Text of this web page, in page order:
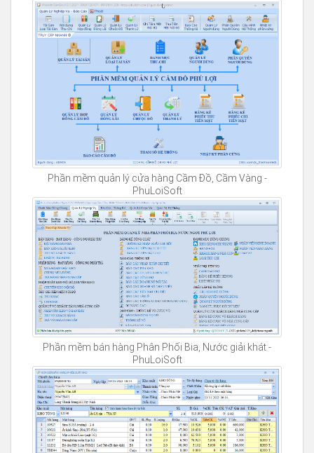
Phần mềm quản lý cửa hàng Cầm Đồ, Cầm Vàng -
PhuLoiSoft
Phần mềm bán hàng Phân Phối Bia, Nước giải khát -
PhuLoiSoft